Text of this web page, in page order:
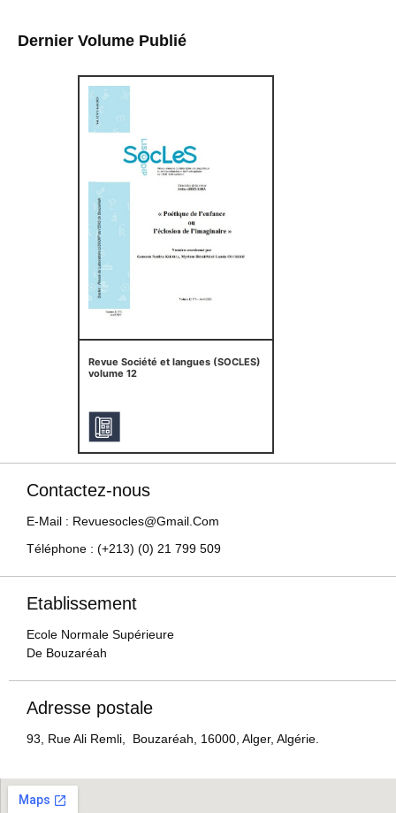
Dernier Volume Publié
Revue Société et langues (SOCLES)
volume 12
Contactez-nous
E-Mail : Revuesocles@gmail.com
Téléphone : (+213) (0) 21 799 509
Etablissement
Ecole Normale Supérieure
De Bouzaréah
Adresse postale
93, Rue Ali Remli, Bouzaréah, 16000, Alger, Algérie.